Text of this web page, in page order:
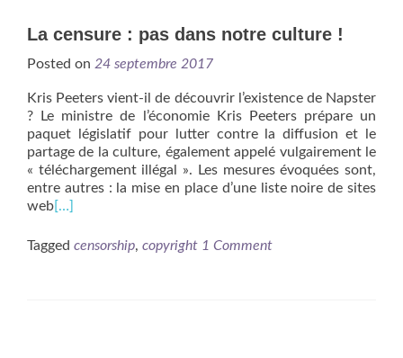
La censure : pas dans notre culture !
Posted on 24 septembre 2017
Kris Peeters vient-il de découvrir l’existence de Napster
? Le ministre de l’économie Kris Peeters prépare un
paquet législatif pour lutter contre la diffusion et le
partage de la culture, également appelé vulgairement le
« téléchargement illégal ». Les mesures évoquées sont,
entre autres : la mise en place d’une liste noire de sites
web[…]
Tagged censorship, copyright 1 Comment